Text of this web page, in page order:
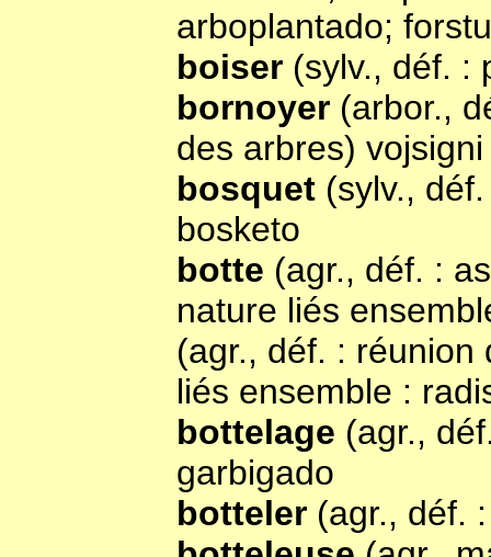
arboplantado;
boiser (sylv., déf. :
bornoyer (arbor.,
des arbres) vojsigni
bosquet (sylv.,
bosketo
botte (agr., déf. :
nature liés
(agr., déf. :
liés ensemble :
bottelage (agr.,
garbigado
botteler (agr., déf.